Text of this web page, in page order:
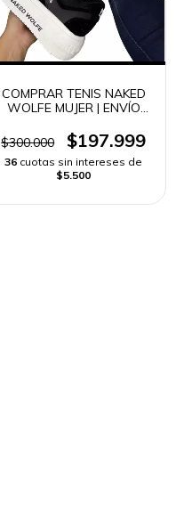
COMPRAR TENIS NAKED
WOLFE MUJER | ENVÍO
$300.000
$197.999
36 cuotas sin intereses de
$5.500